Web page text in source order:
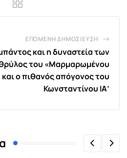
ΕΠΌΜΕΝΗ ΔΗΜΟΣΊΕΥΣΗ
και η δυναστεία των
του «Μαρμαρωμένου
και ο πιθανός απόγονος του
Κωνσταντίνου ΙΑ’